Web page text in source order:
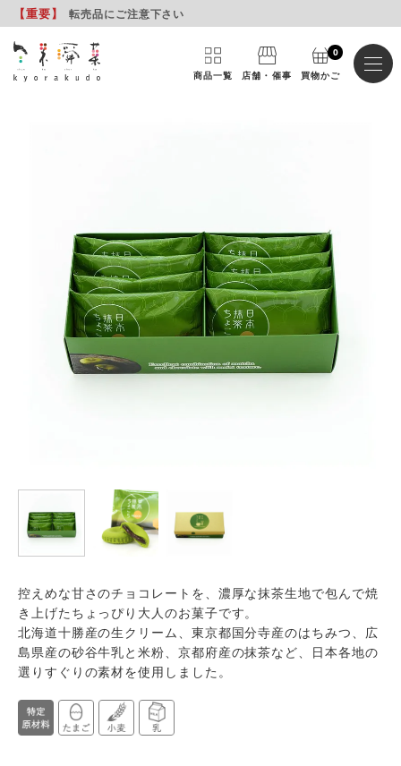
【重要】 転売品にご注意下さい
商品一覧 店舗・催事 買物かご
0
控えめな甘さのチョコレートを、濃厚な抹茶生地で包んで焼
き上げたちょっぴり大人のお菓子です。
北海道十勝産の生クリーム、東京都国分寺産のはちみつ、広
島県産の砂谷牛乳と米粉、京都府産の抹茶など、日本各地の
選りすぐりの素材を使用しました。